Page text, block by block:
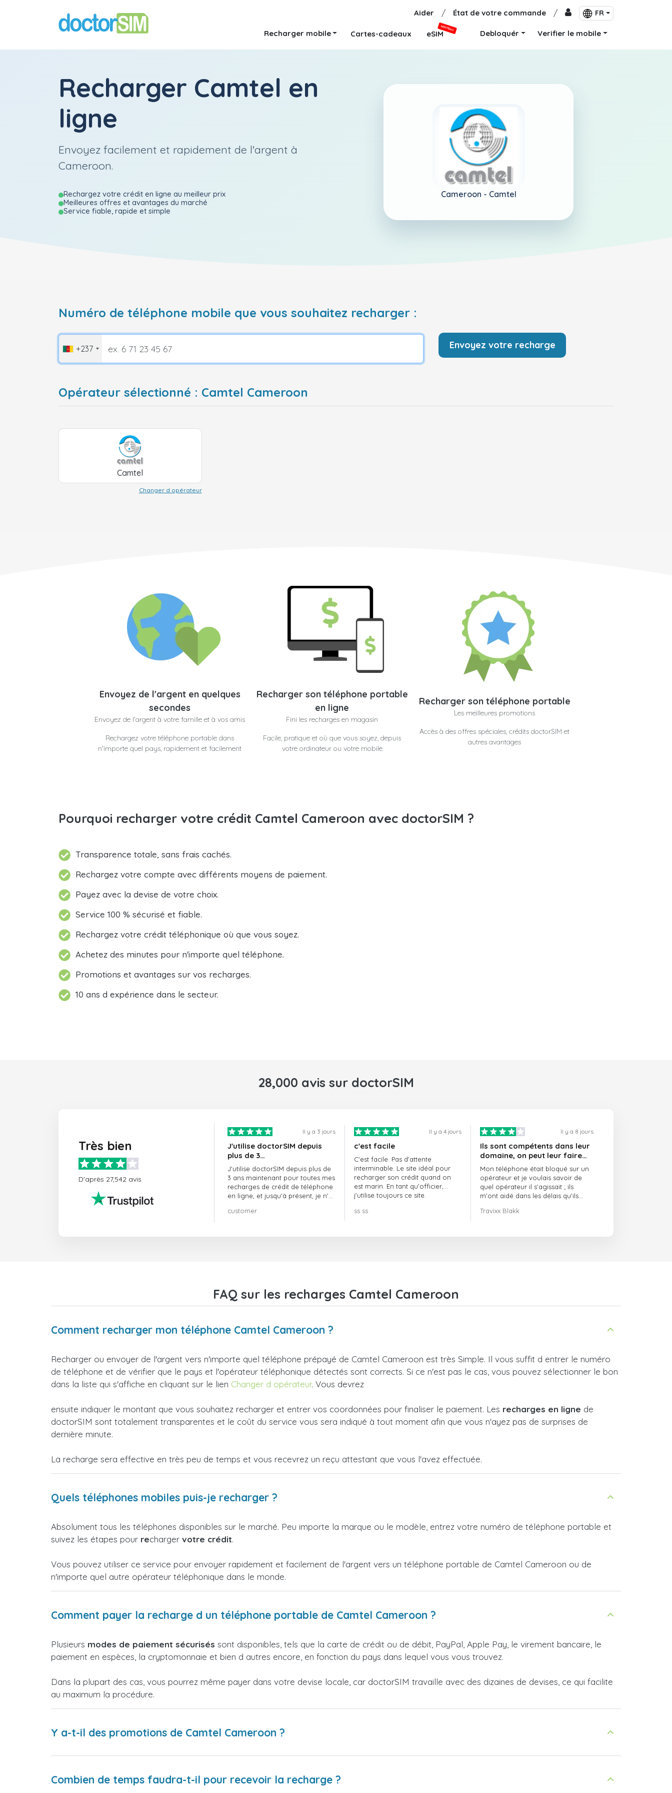
Aider / État de votre commande / FR
Recharger mobile Cartes-cadeaux eSIM
NOUVEAU
Debloquér Verifier le mobile
Recharger Camtel en
ligne
Envoyez facilement et rapidement de l'argent à
Cameroon.
Rechargez votre crédit en ligne au meilleur prix
Meilleures offres et avantages du marché
Service fiable, rapide et simple
Cameroon - Camtel
Numéro de téléphone mobile que vous souhaitez recharger :
+237 Envoyez votre recharge
Opérateur sélectionné : Camtel Cameroon
Camtel
Changer d opérateur
Envoyez de l'argent en quelques
secondes
Envoyez de l'argent à votre famille et à vos amis
Rechargez votre téléphone portable dans
n'importe quel pays, rapidement et facilement
Recharger son téléphone portable
en ligne
Fini les recharges en magasin
Facile, pratique et où que vous soyez, depuis
votre ordinateur ou votre mobile
Recharger son téléphone portable
Les meilleures promotions
Accès à des offres spéciales, crédits doctorSIM et
autres avantages
Pourquoi recharger votre crédit Camtel Cameroon avec doctorSIM ?
Transparence totale, sans frais cachés.
Rechargez votre compte avec différents moyens de paiement.
Payez avec la devise de votre choix.
Service 100 % sécurisé et fiable.
Rechargez votre crédit téléphonique où que vous soyez.
Achetez des minutes pour n'importe quel téléphone.
Promotions et avantages sur vos recharges.
10 ans d expérience dans le secteur.
28,000 avis sur doctorSIM
Très bien
D'après 27,542 avis
Il y a 3 jours
J'utilise doctorSIM depuis
plus de 3…
J'utilise doctorSIM depuis plus de
3 ans maintenant pour toutes mes
recharges de crédit de téléphone
en ligne, et jusqu'à présent, je n'ai
vivement !!!
customer
Il y a 4 jours
c'est facile
C'est facile. Pas d'attente
interminable. Le site idéal pour
recharger son crédit quand on
est marin. En tant qu'officier,
j'utilise toujours ce site.
ss ss
Il y a 8 jours
Ils sont compétents dans leur
domaine, on peut leur faire
confiance et ils sont toujours
ponctuels
Mon téléphone était bloqué sur un
opérateur et je voulais savoir de
quel opérateur il s'agissait ; ils
m'ont aidé dans les délais qu'ils
Travixx Blakk
FAQ sur les recharges Camtel Cameroon
Comment recharger mon téléphone Camtel Cameroon ?
Recharger ou envoyer de l'argent vers n'importe quel téléphone prépayé de Camtel Cameroon est très Simple. Il vous suffit d entrer le numéro
de téléphone et de vérifier que le pays et l'opérateur téléphonique détectés sont corrects. Si ce n'est pas le cas, vous pouvez sélectionner le bon
dans la liste qui s'affiche en cliquant sur le lien Changer d opérateur. Vous devrez
ensuite indiquer le montant que vous souhaitez recharger et entrer vos coordonnées pour finaliser le paiement. Les recharges en ligne de
doctorSIM sont totalement transparentes et le coût du service vous sera indiqué à tout moment afin que vous n'ayez pas de surprises de
dernière minute.
La recharge sera effective en très peu de temps et vous recevrez un reçu attestant que vous l'avez effectuée.
Quels téléphones mobiles puis-je recharger ?
Absolument tous les téléphones disponibles sur le marché. Peu importe la marque ou le modèle, entrez votre numéro de téléphone portable et
suivez les étapes pour recharger votre crédit.
Vous pouvez utiliser ce service pour envoyer rapidement et facilement de l'argent vers un téléphone portable de Camtel Cameroon ou de
n'importe quel autre opérateur téléphonique dans le monde.
Comment payer la recharge d un téléphone portable de Camtel Cameroon ?
Plusieurs modes de paiement sécurisés sont disponibles, tels que la carte de crédit ou de débit, PayPal, Apple Pay, le virement bancaire, le
paiement en espèces, la cryptomonnaie et bien d autres encore, en fonction du pays dans lequel vous vous trouvez.
Dans la plupart des cas, vous pourrez même payer dans votre devise locale, car doctorSIM travaille avec des dizaines de devises, ce qui facilite
au maximum la procédure.
Y a-t-il des promotions de Camtel Cameroon ?
Combien de temps faudra-t-il pour recevoir la recharge ?